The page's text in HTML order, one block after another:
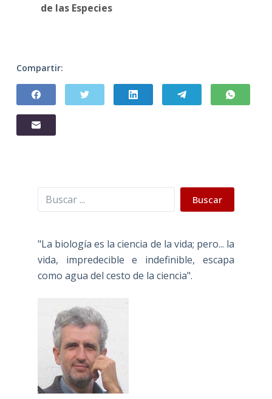
de las Especies
Compartir:
Buscar Buscar
"La biología es la ciencia de la vida; pero... la
vida, impredecible e indefinible, escapa
como agua del cesto de la ciencia".